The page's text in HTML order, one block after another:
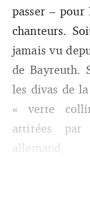
passer –
chanteurs.
jamais vu
de Bayreuth.
les divas de
« verte
attirées
allemand,